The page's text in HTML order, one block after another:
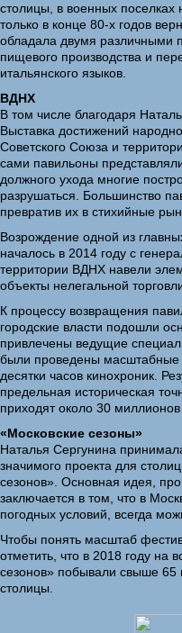
столицы, в военных поселках
только в конце 80-х годов
обладала двумя различными
пищевого производства и
итальянского языков.
ВДНХ
В том числе благодаря
Выставка достижений
Советского Союза и
сами павильоны
должного ухода многие
разрушаться. Большинство
превратив их в стихийные
Возрождение одной из
началось в 2014 году с
территории ВДНХ навели
объекты нелегальной
К процессу возвращения
городские власти подошли
привлечены ведущие
были проведены масштабные
десятки часов кинохроник.
предельная историческая
приходят около 30
«Московские сезоны»
Наталья Сергунина
значимого проекта для
сезонов». Основная идея,
заключается в том, что в
погодных условий, всегда
Чтобы понять масштаб
отметить, что в 2018 году на
сезонов» побывали свыше 65
столицы.